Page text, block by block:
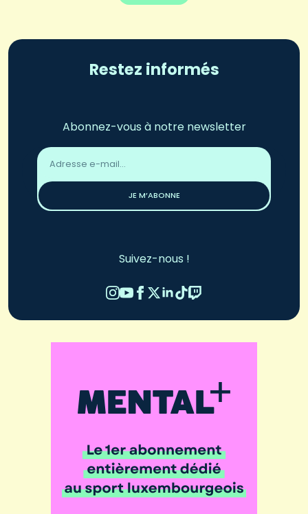
Restez informés
Abonnez-vous à notre newsletter
Adresse
email
JE M’ABONNE
Suivez-nous !